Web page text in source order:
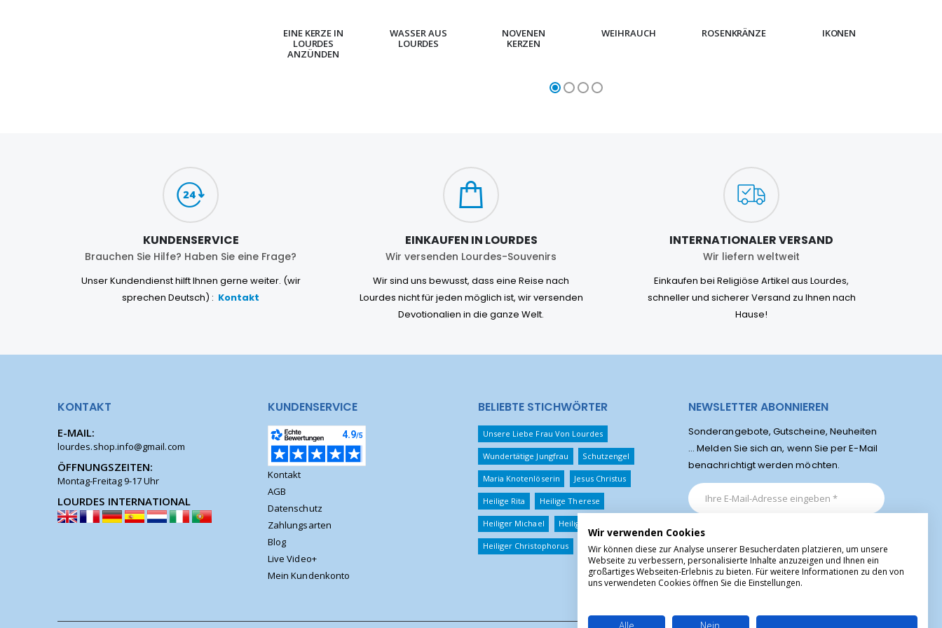
EINE KERZE IN
LOURDES
ANZÜNDEN
WASSER AUS
LOURDES
NOVENEN
KERZEN
WEIHRAUCH ROSENKRÄNZE IKONEN
KUNDENSERVICE
Brauchen Sie Hilfe? Haben Sie eine Frage?
Unser Kundendienst hilft Ihnen gerne weiter. (wir
sprechen Deutsch) : Kontakt
EINKAUFEN IN LOURDES
Wir versenden Lourdes-Souvenirs
Wir sind uns bewusst, dass eine Reise nach
Lourdes nicht für jeden möglich ist, wir versenden
Devotionalien in die ganze Welt.
INTERNATIONALER VERSAND
Wir liefern weltweit
Einkaufen bei Religiöse Artikel aus Lourdes,
schneller und sicherer Versand zu Ihnen nach
Hause!
KONTAKT
E-MAIL:
lourdes.shop.info@gmail.com
ÖFFNUNGSZEITEN:
Montag-Freitag 9-17 Uhr
LOURDES INTERNATIONAL
KUNDENSERVICE
Kontakt
AGB
Datenschutz
Zahlungsarten
Blog
Live Video+
Mein Kundenkonto
BELIEBTE STICHWÖRTER
Unsere Liebe Frau Von Lourdes
Wundertätige Jungfrau Schutzengel
Maria Knotenlöserin Jesus Christus
Heilige Rita Heilige Therese
Heiliger Michael Heiliger Benedikt
Heiliger Christophorus
NEWSLETTER ABONNIEREN
Sonderangebote, Gutscheine, Neuheiten
... Melden Sie sich an, wenn Sie per E-Mail
benachrichtigt werden möchten.
Wir verwenden Cookies
Wir können diese zur Analyse unserer Besucherdaten platzieren, um unsere
Webseite zu verbessern, personalisierte Inhalte anzuzeigen und Ihnen ein
großartiges Webseiten-Erlebnis zu bieten. Für weitere Informationen zu den von
uns verwendeten Cookies öffnen Sie die Einstellungen.